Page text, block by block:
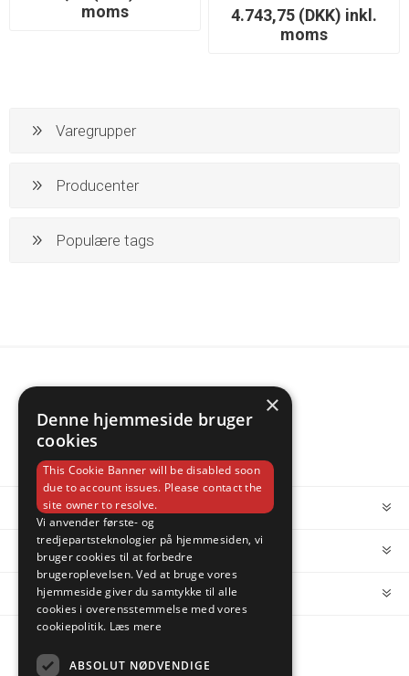
moms
4.743,75 (DKK) inkl.
moms
Varegrupper
Producenter
Populære tags
MIN KONTO
KUNDESERVICE
FOLLOW US
×
Denne hjemmeside bruger
cookies
This Cookie Banner will be disabled soon
due to account issues. Please contact the
site owner to resolve.
Vi anvender første- og
tredjepartsteknologier på hjemmesiden, vi
bruger cookies til at forbedre
brugeroplevelsen. Ved at bruge vores
hjemmeside giver du samtykke til alle
cookies i overensstemmelse med vores
cookiepolitik. Læs mere
ABSOLUT NØDVENDIGE